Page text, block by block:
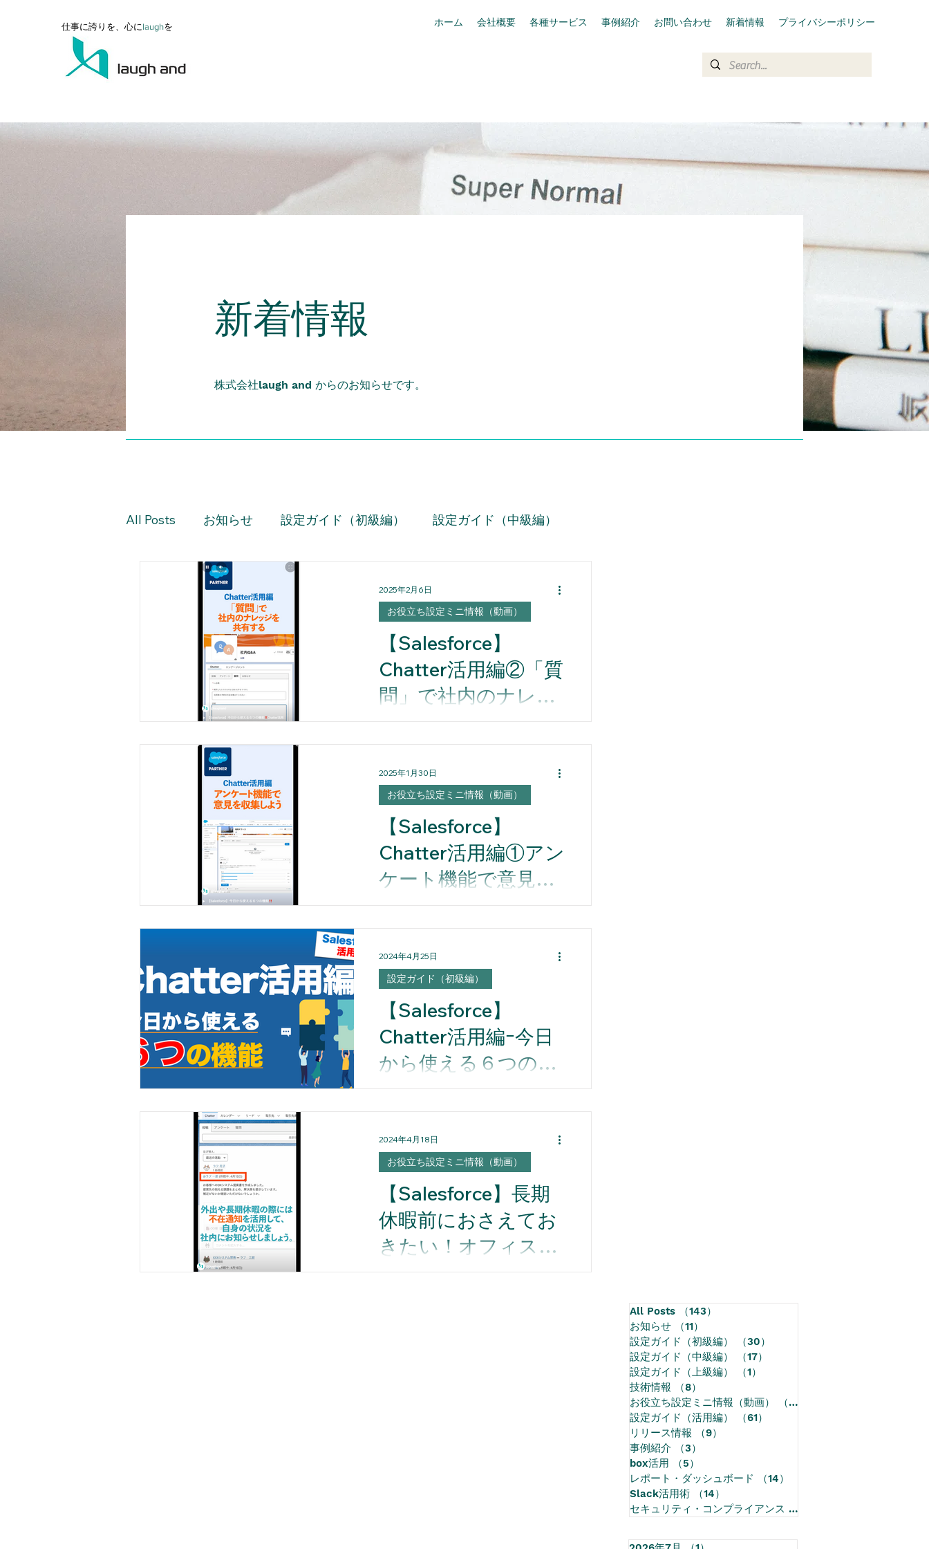
仕事に誇りを、心にlaughを ホーム 会社概要 各種サービス 事例紹介 お問い合わせ 新着情報 プライバシーポリシー
​新着情報
株式会社laugh and からのお知らせです。
All Posts お知らせ 設定ガイド（初級編） 設定ガイド（中級編）
設定ガイド（上級編）
設定ガイド（活用編） box活用
レポート・ダッシュボード Slack活用術
セキュリティ・コンプライアンス
【Salesforce】
Chatter活用編②「質
問」で社内のナレッ
ジを共有する方法
Chatterの「質問」を使用すると、 簡
単にFAQの仕組みを利用することが
お役立ち設定ミニ情報（動画）
2025年2月6日
【Salesforce】
Chatter活用編①アン
ケート機能で意見を
集約しよう
SalesforceのChatterでは、 アンケー
ト機能を用いて、メンバーから意見
お役立ち設定ミニ情報（動画）
2025年1月30日
【Salesforce】
Chatter活用編ｰ今日
から使える６つの機
能
今日から使える６つの機能！Chatter
活用編
設定ガイド（初級編）
2024年4月25日
【Salesforce】長期
休暇前におさえてお
きたい！オフィス不
在メッセージの設定
外出や長期休暇の際には不在通知を
お役立ち設定ミニ情報（動画）
2024年4月18日
All Posts （143）
お知らせ
（11）
設定ガイド（初級編）
（30）
設定ガイド（中級編）
（17）
設定ガイド（上級編）
（1）
技術情報
（8）
お役立ち設定ミニ情報（動画）
（68）
設定ガイド（活用編）
（61）
リリース情報
（9）
事例紹介
（3）
box活用
（5）
レポート・ダッシュボード
（14）
Slack活用術
（14）
セキュリティ・コンプライアンス （1）